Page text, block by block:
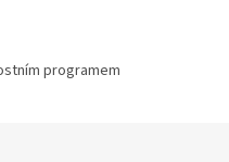
programem